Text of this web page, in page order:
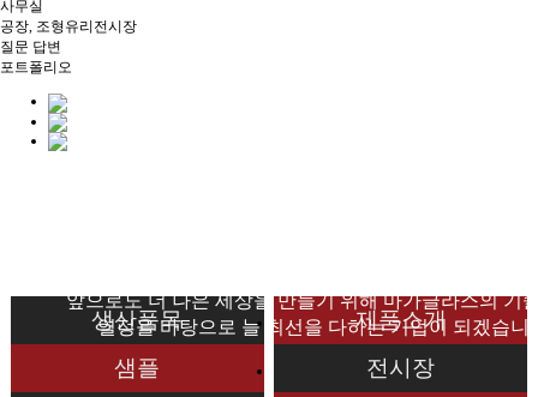
사무실
공장, 조형유리전시장
질문 답변
포트폴리오
앞으로도 더 나은 세상을 만들기 위해 마가글라스의 기
열정을 바탕으로 늘 최선을 다하는 기업이 되겠습니
생산품목
제품소개
샘플
전시장